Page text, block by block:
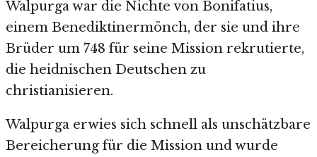
Walpurga war die Nichte von Bonifatius,
einem Benediktinermönch, der sie und ihre
Brüder um 748 für seine Mission rekrutierte,
die heidnischen Deutschen zu
christianisieren.
Walpurga erwies sich schnell als unschätzbare
Bereicherung für die Mission und wurde